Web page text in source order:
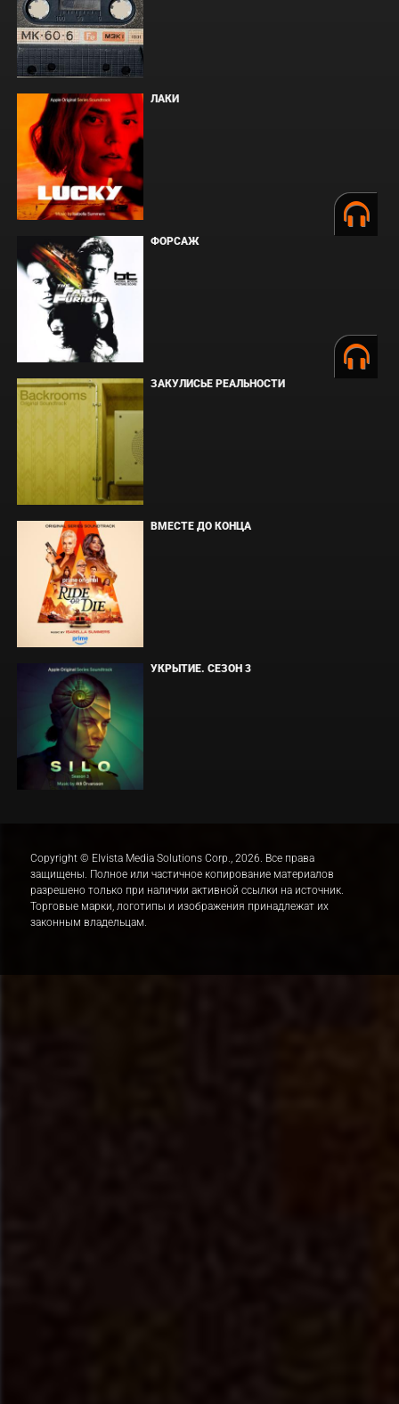
ЛАКИ
ФОРСАЖ
ЗАКУЛИСЬЕ РЕАЛЬНОСТИ
ВМЕСТЕ ДО КОНЦА
УКРЫТИЕ. СЕЗОН 3
Copyright © Elvista Media Solutions Corp., 2026. Все права
защищены. Полное или частичное копирование материалов
разрешено только при наличии активной ссылки на источник.
Торговые марки, логотипы и изображения принадлежат их
законным владельцам.